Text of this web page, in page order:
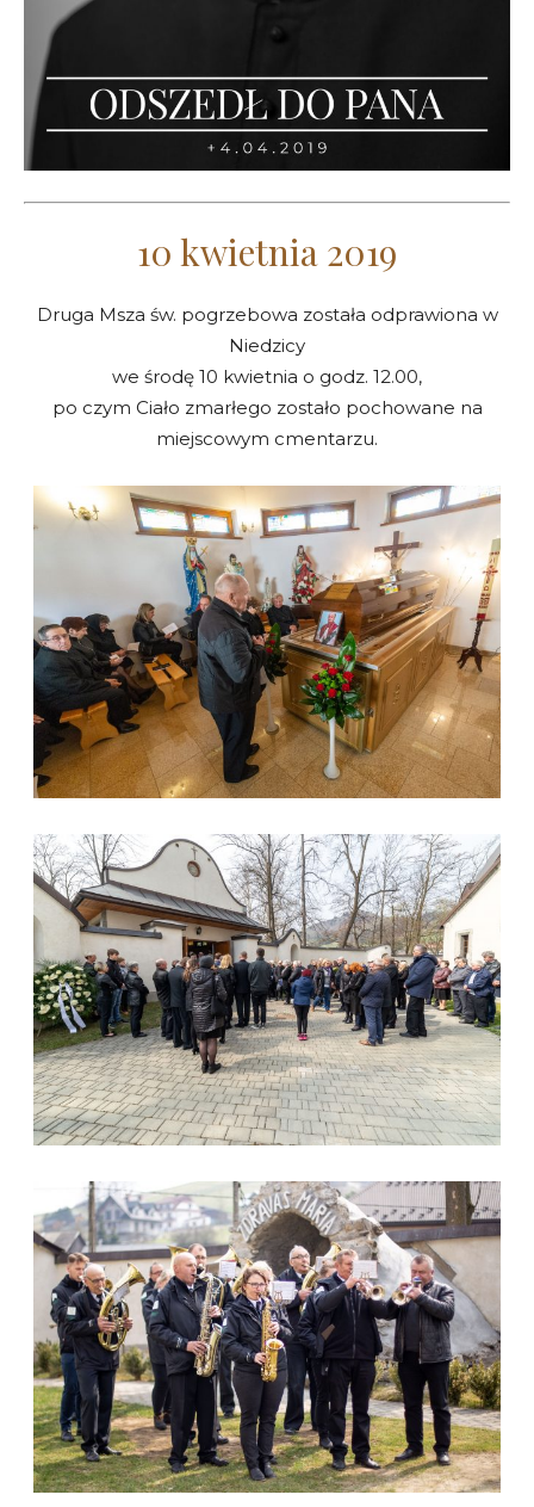
10 kwietnia 2019
Druga Msza św. pogrzebowa została odprawiona w
Niedzicy
we środę 10 kwietnia o godz. 12.00,
po czym Ciało zmarłego zostało pochowane na
miejscowym cmentarzu.